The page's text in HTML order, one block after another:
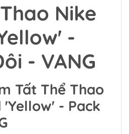
Nike
-
- VANG
Tất Thể Thao
'Yellow' - Pack